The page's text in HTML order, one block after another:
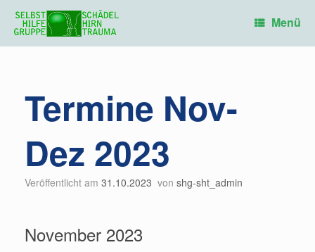
Inhalt
springen
Menü
Termine Nov-
Dez 2023
Veröffentlicht am 31.10.2023 von shg-sht_admin
November 2023